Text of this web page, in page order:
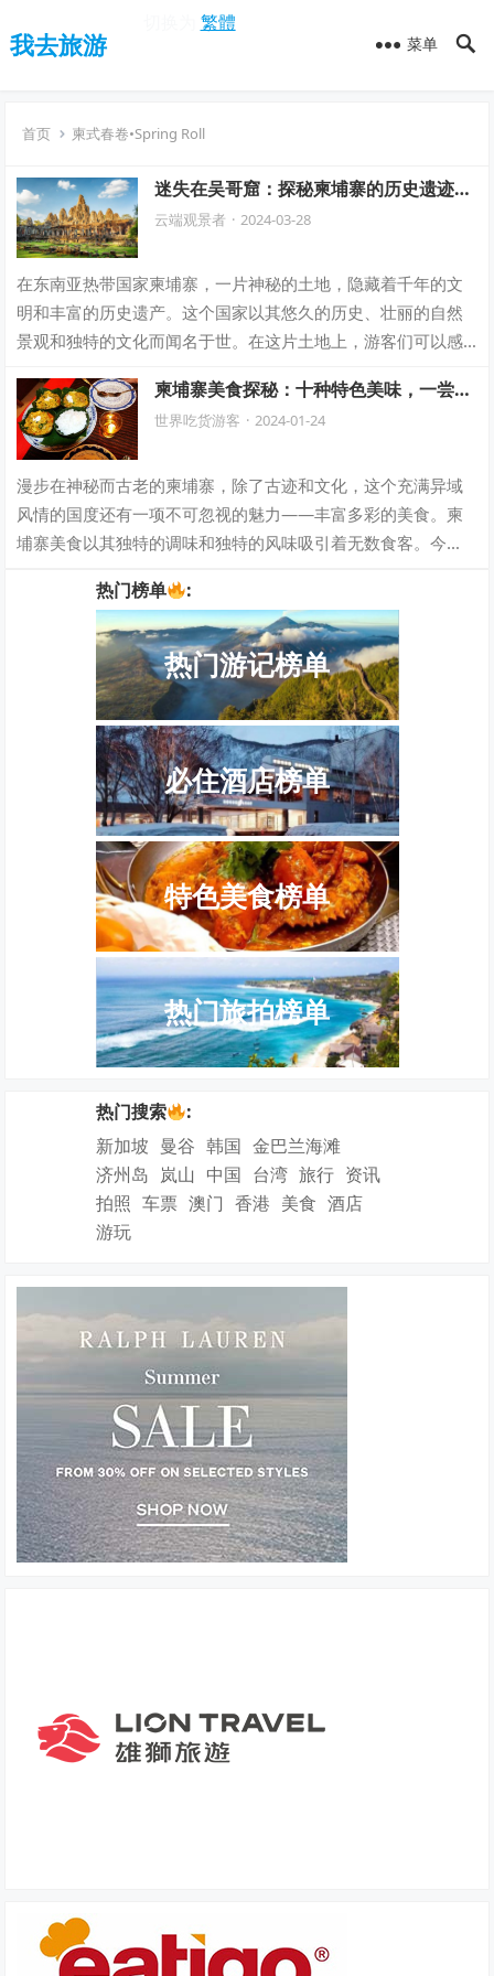
繁體
我去旅游 菜单
首页 柬式春卷•Spring Roll
迷失在吴哥窟：探秘柬埔寨的历史遗迹与
文化之旅
云端观景者 · 2024-03-28
在东南亚热带国家柬埔寨，一片神秘的土地，隐藏着千年的文
明和丰富的历史遗产。这个国家以其悠久的历史、壮丽的自然
景观和独特的文化而闻名于世。在这片土地上，游客们可以感
柬埔寨美食探秘：十种特色美味，一尝难
忘，吃了还想吃的旅行必经之地！
世界吃货游客 · 2024-01-24
漫步在神秘而古老的柬埔寨，除了古迹和文化，这个充满异域
风情的国度还有一项不可忽视的魅力——丰富多彩的美食。柬
埔寨美食以其独特的调味和独特的风味吸引着无数食客。今
热门榜单 :
热门游记榜单
必住酒店榜单
特色美食榜单
热门旅拍榜单
热门搜索
:
新加坡 曼谷 韩国 金巴兰海滩
济州岛 岚山 中国 台湾 旅行 资讯
拍照 车票 澳门 香港 美食 酒店
游玩